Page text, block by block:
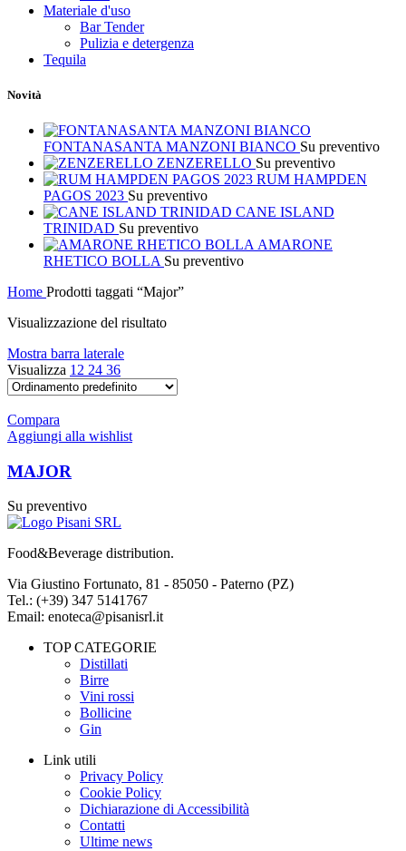
Materiale d'uso
Bar Tender
Pulizia e detergenza
Tequila
Novità
FONTANASANTA MANZONI BIANCO Su preventivo
ZENZERELLO Su preventivo
RUM HAMPDEN
PAGOS 2023 Su preventivo
CANE ISLAND
TRINIDAD Su preventivo
AMARONE
RHETICO BOLLA Su preventivo
Home Prodotti taggati “Major”
Visualizzazione del risultato
Mostra barra laterale
Visualizza 12 24 36
Compara
Aggiungi alla wishlist
MAJOR
Su preventivo
Food&Beverage distribution.
Via Giustino Fortunato, 81 - 85050 - Paterno (PZ)
Tel.: (+39) 347 5141767
Email: enoteca@pisanisrl.it
TOP CATEGORIE
Distillati
Birre
Vini rossi
Bollicine
Gin
Link utili
Privacy Policy
Cookie Policy
Dichiarazione di Accessibilità
Contatti
Ultime news